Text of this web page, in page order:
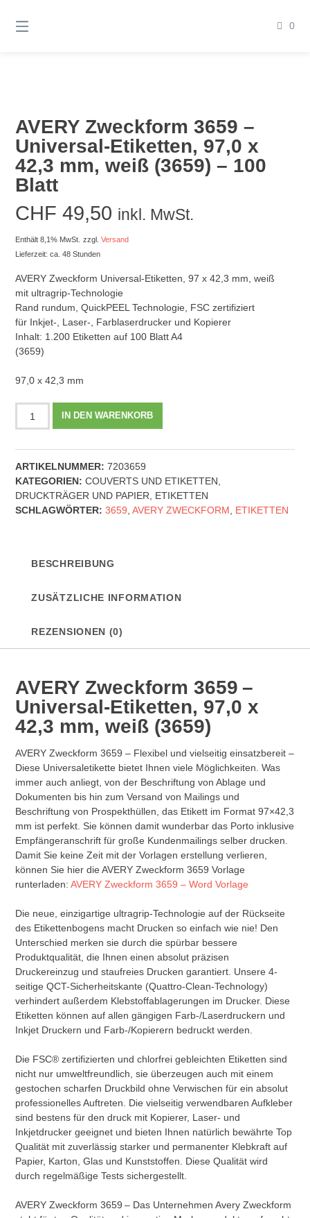
zum
0
AVERY Zweckform 3659 –
Universal-Etiketten, 97,0 x
42,3 mm, weiß (3659) – 100
Blatt
CHF 49,50 inkl. MwSt.
Enthält 8,1% MwSt. zzgl.Versand
Lieferzeit: ca. 48 Stunden
AVERY Zweckform Universal-Etiketten, 97 x 42,3 mm, weiß
mit ultragrip-Technologie
Rand rundum, QuickPEEL Technologie, FSC zertifiziert
für Inkjet-, Laser-, Farblaserdrucker und Kopierer
Inhalt: 1.200 Etiketten auf 100 Blatt A4
(3659)
97,0 x 42,3 mm
Zweckform
-
Universal-
Etiketten,
97,0
x
(3659)
100
Menge
IN DEN WARENKORB
ARTIKELNUMMER: 7203659
KATEGORIEN: COUVERTS UND ETIKETTEN
DRUCKTRÄGER UND PAPIER
ETIKETTEN
SCHLAGWÖRTER: 3659 ,AVERY ZWECKFORM ETIKETTEN
BESCHREIBUNG
ZUSÄTZLICHE INFORMATION
REZENSIONEN (0)
AVERY Zweckform 3659 –
Universal-Etiketten, 97,0 x
42,3 mm, weiß (3659)
AVERY Zweckform 3659 – Flexibel und vielseitig einsatzbereit –
Diese Universaletikette bietet Ihnen viele Möglichkeiten. Was
immer auch anliegt, von der Beschriftung von Ablage und
Dokumenten bis hin zum Versand von Mailings und
Beschriftung von Prospekthüllen, das Etikett im Format 97×42,3
mm ist perfekt. Sie können damit wunderbar das Porto inklusive
Empfängeranschrift für große Kundenmailings selber drucken.
Damit Sie keine Zeit mit der Vorlagen erstellung verlieren,
können Sie hier die AVERY Zweckform 3659 Vorlage
runterladen:AVERY Zweckform 3659 – Word Vorlage
Die neue, einzigartige ultragrip-Technologie auf der Rückseite
des Etikettenbogens macht Drucken so einfach wie nie! Den
Unterschied merken sie durch die spürbar bessere
Produktqualität, die Ihnen einen absolut präzisen
Druckereinzug und staufreies Drucken garantiert. Unsere 4-
seitige QCT-Sicherheitskante (Quattro-Clean-Technology)
verhindert außerdem Klebstoffablagerungen im Drucker. Diese
Etiketten können auf allen gängigen Farb-/Laserdruckern und
Inkjet Druckern und Farb-/Kopierern bedruckt werden.
Die FSC® zertifizierten und chlorfrei gebleichten Etiketten sind
nicht nur umweltfreundlich, sie überzeugen auch mit einem
gestochen scharfen Druckbild ohne Verwischen für ein absolut
professionelles Auftreten. Die vielseitig verwendbaren Aufkleber
sind bestens für den druck mit Kopierer, Laser- und
Inkjetdrucker geeignet und bieten Ihnen natürlich bewährte Top
Qualität mit zuverlässig starker und permanenter Klebkraft auf
Papier, Karton, Glas und Kunststoffen. Diese Qualität wird
durch regelmäßige Tests sichergestellt.
AVERY Zweckform 3659 – Das Unternehmen Avery Zweckform